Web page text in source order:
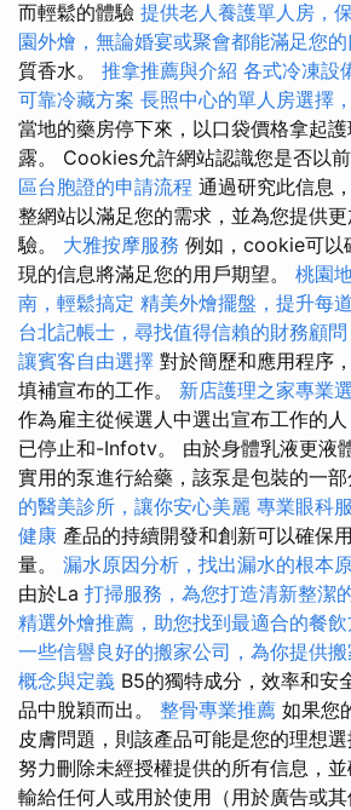
而輕鬆的體驗 提供老人養護單人房，
園外燴，無論婚宴或聚會都能滿足您
質香水。 推拿推薦與介紹 各式冷凍設
可靠冷藏方案 長照中心的單人房選擇
當地的藥房停下來，以口袋價格拿起
露。 Cookies允許網站認識您是否以
區台胞證的申請流程 通過研究此信息
整網站以滿足您的需求，並為您提供
驗。 大雅按摩服務 例如，cookie可以
現的信息將滿足您的用戶期望。 桃園
南，輕鬆搞定 精美外燴擺盤，提升每
台北記帳士，尋找值得信賴的財務顧問
讓賓客自由選擇 對於簡歷和應用程序
填補宣布的工作。 新店護理之家專業
作為雇主從候選人中選出宣布工作的
已停止和-Infotv。 由於身體乳液更液
實用的泵進行給藥，該泵是包裝的一部
的醫美診所，讓你安心美麗 專業眼科
健康 產品的持續開發和創新可以確保
量。 漏水原因分析，找出漏水的根本
由於La 打掃服務，為您打造清新整潔
精選外燴推薦，助您找到最適合的餐飲
一些信譽良好的搬家公司，為你提供
概念與定義 B5的獨特成分，效率和安
品中脫穎而出。 整骨專業推薦 如果您
皮膚問題，則該產品可能是您的理想
努力刪除未經授權提供的所有信息，
輸給任何人或用於使用（用於廣告或其